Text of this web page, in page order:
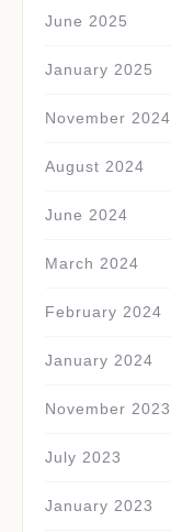
June 2025
January 2025
November 2024
August 2024
June 2024
March 2024
February 2024
January 2024
November 2023
July 2023
January 2023